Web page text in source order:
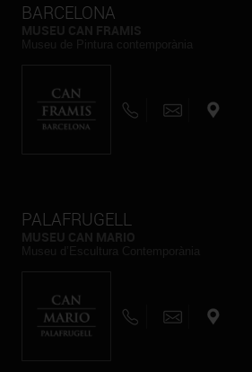
BARCELONA
PALAFRUGELL